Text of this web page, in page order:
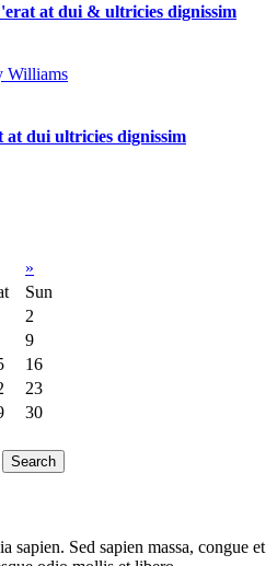
at dui & ultricies dignissim
Williams
dui ultricies dignissim
»
Sun
2
9
16
23
30
sapien. Sed sapien massa, congue et